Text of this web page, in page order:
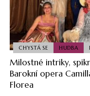
CHYSTÁ SE HUDBA
Milostné intriky,
Barokní opera
Florea